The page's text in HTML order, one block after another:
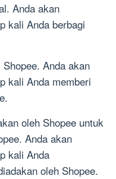
Anda akan
kali Anda berbagi
Anda akan
kali Anda memberi
oleh Shopee untuk
Anda akan
kali Anda
oleh Shopee.